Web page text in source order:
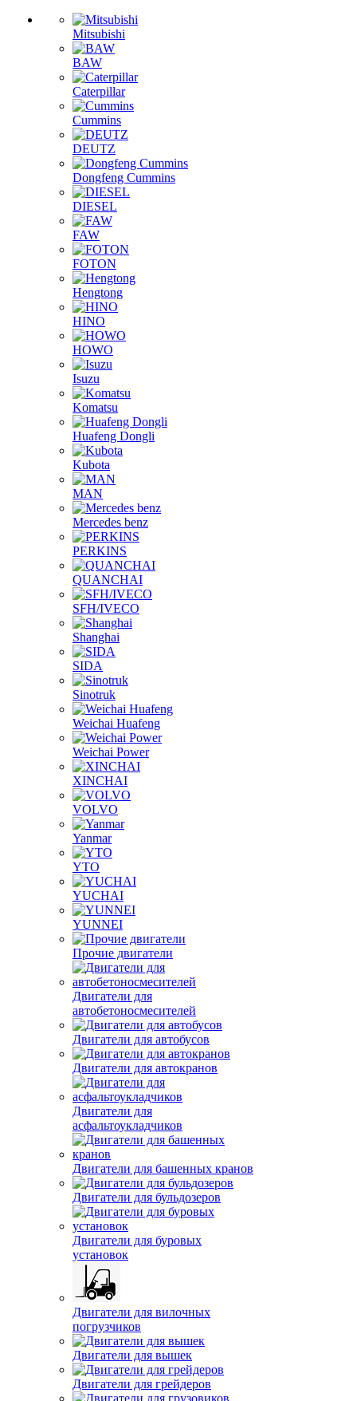
Mitsubishi
BAW
Caterpillar
Cummins
DEUTZ
Dongfeng Cummins
DIESEL
FAW
FOTON
Hengtong
HINO
HOWO
Isuzu
Komatsu
Huafeng Dongli
Kubota
MAN
Mercedes benz
PERKINS
QUANCHAI
SFH/IVECO
Shanghai
SIDA
Sinotruk
Weichai Huafeng
Weichai Power
XINCHAI
VOLVO
Yanmar
YTO
YUCHAI
YUNNEI
Прочие двигатели
Двигатели для
автобетоносмесителей
Двигатели для автобусов
Двигатели для автокранов
Двигатели для
асфальтоукладчиков
Двигатели для башенных кранов
Двигатели для бульдозеров
Двигатели для буровых
установок
Двигатели для вилочных
погрузчиков
Двигатели для вышек
Двигатели для грейдеров